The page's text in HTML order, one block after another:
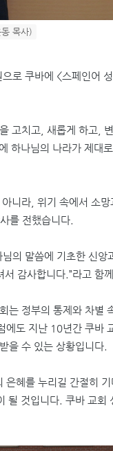
목사)
로 쿠바에 <스페인어
고치고 새롭게 하고
하나님의 나라가 제대
니라 위기 속에서 소망
를 전했습니다
님의 말씀에 기초한 신앙
서 감사합니다 .”라고 함
는 정부의 통제와 차별
에도 지난 10년간 쿠바
을 수 있는 상황입니다
혜를 누리길 간절히
될 것입니다 쿠바 교회